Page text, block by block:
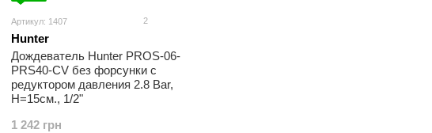
Артикул: 1407 2
Hunter
Дождеватель Hunter PROS-06-
PRS40-CV без форсунки с
редуктором давления 2.8 Bar,
H=15см., 1/2"
1 242 грн